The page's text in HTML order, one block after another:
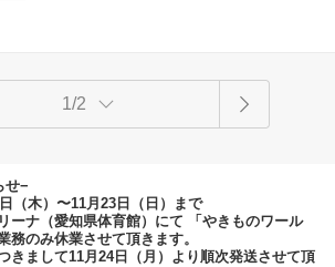
1/2
せ−
（木）〜11月23日（日）まで
ーナ（愛知県体育館）にて 「やきものワール
務のみ休業させて頂きます。
きまして11月24日（月）より順次発送させて頂